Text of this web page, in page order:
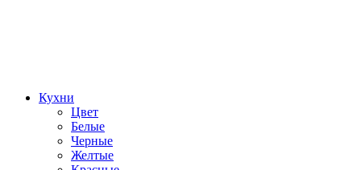
Кухни
Цвет
Белые
Черные
Желтые